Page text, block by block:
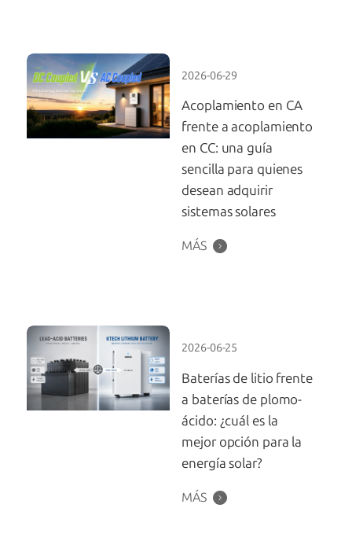
2026-06-29
Acoplamiento en CA
frente a acoplamiento
en CC: una guía
sencilla para quienes
desean adquirir
sistemas solares
MÁS
2026-06-25
Baterías de litio frente
a baterías de plomo-
ácido: ¿cuál es la
mejor opción para la
energía solar?
MÁS